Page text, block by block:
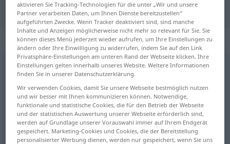
"scharf" Rumänisch Übersetzung
„scharf“: Adjektiv, Eigenschaftswort
scharfadj
Übersicht aller Übersetzungen
(Für mehr Details die Übersetzung anklicken/antippen)
ascuțit picant clar
aktivieren Sie Tracking-Technologien für die unter „Wir und unsere
Partner verarbeiten Daten, um Ihnen Dienste bereitzustellen“
aufgeführten Zwecke. Wenn Tracker deaktiviert sind, sind manche
Inhalte und Anzeigen möglicherweise nicht mehr so relevant für Sie. Sie
können dieses Menü jederzeit wieder aufrufen, um Ihre Einstellungen zu
ändern oder Ihre Einwilligung zu widerrufen, indem Sie auf den Link
Privatsphäre-Einstellungen am unteren Rand der Webseite klicken. Ihre
Einstellungen gelten innerhalb unseres Website. Weitere Informationen
finden Sie in unserer Datenschutzerklärung.
Wir verwenden Cookies, damit Sie unsere Webseite bestmöglich nutzen
und wir besser mit Ihnen kommunizieren können. Notwendige,
funktionale und statistische Cookies, die für den Betrieb der Webseite
und der statistischen Auswertung unserer Webseite erforderlich sind,
werden auf Grundlage unserer Vorauswahl immer auf Ihrem Endgerät
gespeichert. Marketing-Cookies und Cookies, die der Bereitstellung
personalisierter Werbung dienen, werden nur gespeichert, wenn Sie uns